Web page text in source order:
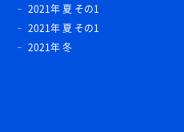
2021年 夏 その1
2021年 夏 その1
2021年 冬